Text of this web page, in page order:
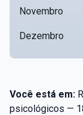
Novembro
Dezembro
Você está em:
psicológicos —